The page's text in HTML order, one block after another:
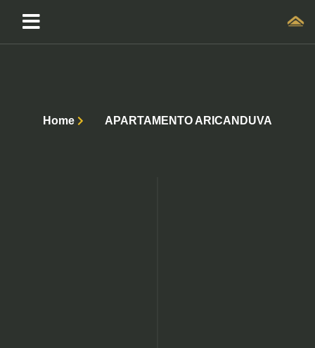
Home APARTAMENTO ARICANDUVA